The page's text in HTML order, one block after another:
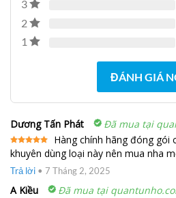
3
2
1
ĐÁNH GIÁ
Dương Tấn Phát Đã mua tại
Được xếp
hạng55
Hàng chính hãng đóng gói
khuyên dùng loại này nên mua nha
Trả lời • 7 Tháng 2, 2025
A Kiều Đã mua tại